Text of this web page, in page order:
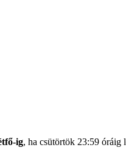
ig, ha csütörtök 23:59 óráig